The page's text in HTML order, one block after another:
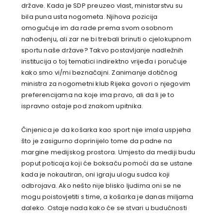
države. Kada je SDP preuzeo vlast, ministarstvu su
bila puna usta nogometa. Njihova pozicija
omogućuje im da rade prema svom osobnom
nahođenju, ali zar ne bi trebali brinuti o cjelokupnom
sportu naše države? Takvo postavljanje nadležnih
institucija o toj tematici indirektno vrijeđa i poručuje
kako smo vi/mi beznačajni. Zanimanje dotičnog
ministra za nogometni klub Rijeka govori o njegovim
preferencijama na koje ima pravo, ali da li je to
ispravno ostaje pod znakom upitnika.
Činjenica je da košarka kao sport nije imala uspjeha
što je zasigurno doprinijelo tome da padne na
margine medijskog prostora. Umjesto da mediji budu
poput poticaja koji će boksaču pomoći da se ustane
kada je nokautiran, oni igraju ulogu sudca koji
odbrojava. Ako nešto nije blisko ljudima oni se ne
mogu poistovjetiti s time, a košarka je danas miljama
daleko. Ostaje nada kako će se stvari u budućnosti